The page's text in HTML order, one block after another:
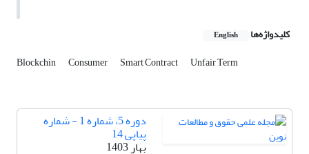
کلیدواژه‌ها English
Blockchin Consumer Smart Contract Unfair Term
دوره 5، شماره 1 - شماره
پیاپی 14
بهار 1403